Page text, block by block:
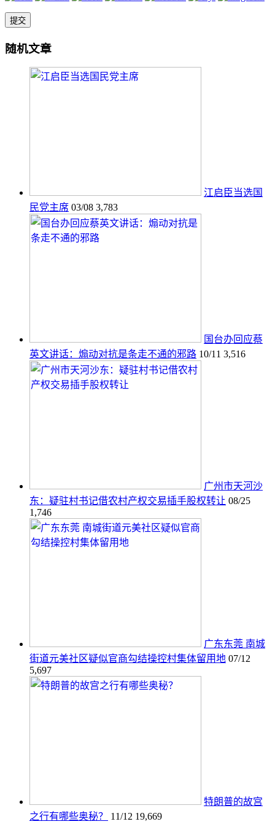
随机文章
江启臣当选国
民党主席 03/08 3,783
国台办回应蔡
英文讲话：煽动对抗是条走不通的邪路 10/11 3,516
广州市天河沙
东：疑驻村书记借农村产权交易插手股权转让 08/25
1,746
广东东莞 南城
街道元美社区疑似官商勾结操控村集体留用地 07/12
5,697
特朗普的故宫
之行有哪些奥秘？
11/12 19,669